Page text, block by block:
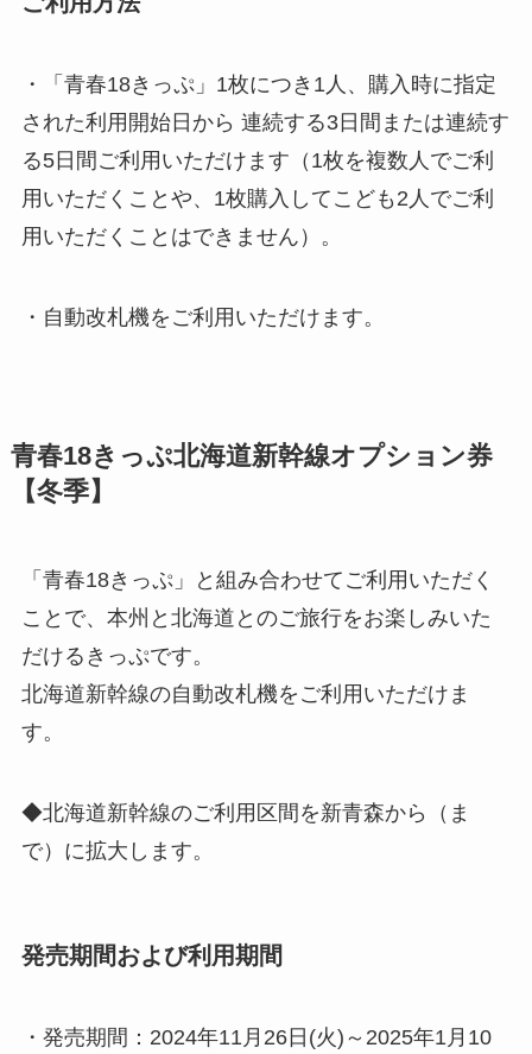
・「青春18きっぷ」1枚につき1人、購入時に指定
された利用開始日から 連続する3日間または連続す
る5日間ご利用いただけます（1枚を複数人でご利
用いただくことや、1枚購入してこども2人でご利
用いただくことはできません）。
・自動改札機をご利用いただけます。
青春18きっぷ北海道新幹線オプション券
【冬季】
「青春18きっぷ」と組み合わせてご利用いただく
ことで、本州と北海道とのご旅行をお楽しみいた
だけるきっぷです。
北海道新幹線の自動改札機をご利用いただけま
す。
◆北海道新幹線のご利用区間を新青森から（ま
で）に拡大します。
発売期間および利用期間
・発売期間：2024年11月26日(火)～2025年1月10